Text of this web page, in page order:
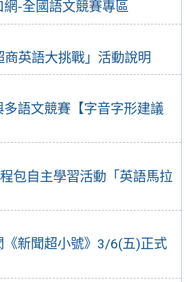
-全國語文競賽專區
商英語大挑戰」活動說明
語文競賽【字音字形建議
包自主學習活動「英語馬拉
《新聞超小號》3/6(五)正式